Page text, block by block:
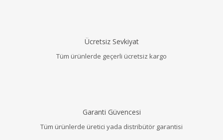
Ücretsiz Sevkiyat
Tüm ürünlerde geçerli ücretsiz kargo
Garanti Güvencesi
Tüm ürünlerde üretici yada distribütör garantisi